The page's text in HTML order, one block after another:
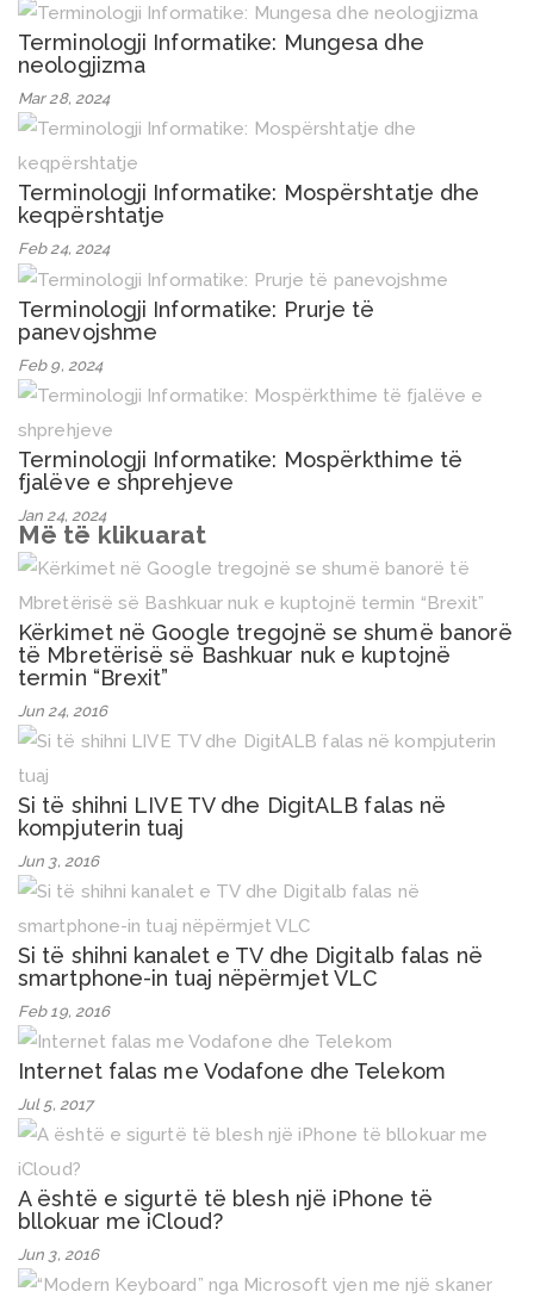
Terminologji Informatike: Mungesa dhe
neologjizma
Mar 28, 2024
Terminologji Informatike: Mospërshtatje dhe
keqpërshtatje
Feb 24, 2024
Terminologji Informatike: Prurje të
panevojshme
Feb 9, 2024
Terminologji Informatike: Mospërkthime të
fjalëve e shprehjeve
Jan 24, 2024
Më të klikuarat
Kërkimet në Google tregojnë se shumë banorë
të Mbretërisë së Bashkuar nuk e kuptojnë
termin “Brexit”
Jun 24, 2016
Si të shihni LIVE TV dhe DigitALB falas në
kompjuterin tuaj
Jun 3, 2016
Si të shihni kanalet e TV dhe Digitalb falas në
smartphone-in tuaj nëpërmjet VLC
Feb 19, 2016
Internet falas me Vodafone dhe Telekom
Jul 5, 2017
A është e sigurtë të blesh një iPhone të
bllokuar me iCloud?
Jun 3, 2016